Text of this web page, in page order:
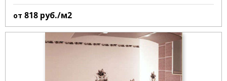
от 818 руб./м2